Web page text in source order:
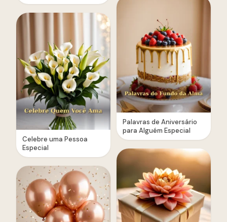
Celebre uma Pessoa
Especial
Palavras de Aniversário
para Alguém Especial